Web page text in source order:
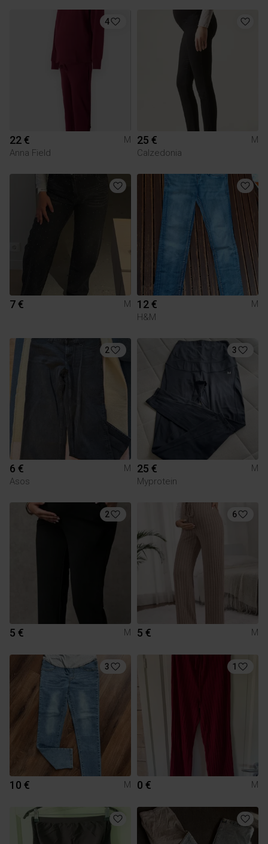
4
22 €
M
Anna Field
25 €
M
Calzedonia
7 € M 12 €
M
H&M
2
6 €
M
Asos
3
25 €
M
Myprotein
2
5 € M
6
5 € M
3
10 € M
1
0 € M